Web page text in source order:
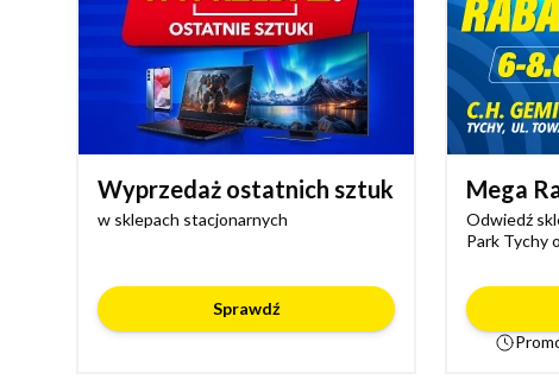
Wyprzedaż ostatnich sztuk
w sklepach stacjonarnych
Sprawdź
Mega
Odwiedź
Park Tychy